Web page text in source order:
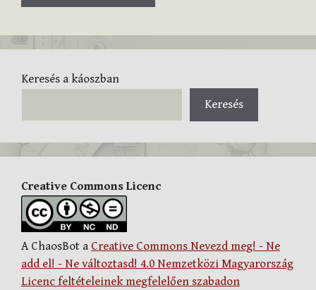
Keresés a káoszban
Keresés
Creative Commons Licenc
A ChaosBot a Creative Commons Nevezd meg! - Ne
add el! - Ne változtasd! 4.0 Nemzetközi Magyarország
Licenc feltételeinek megfelelően szabadon